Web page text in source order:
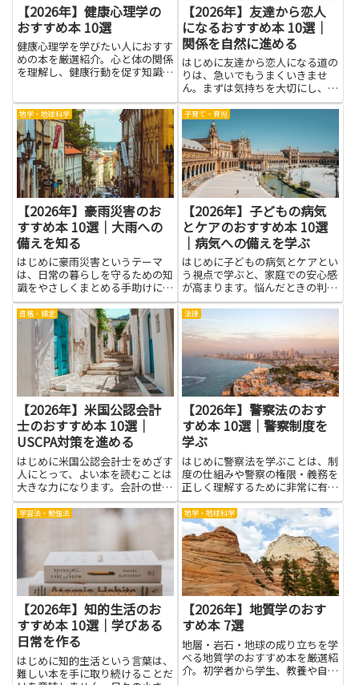
【2026年】健康心理学の
おすすめ本 10選
健康心理学を学びたい人におすす
めの本を厳選紹介。心と体の関係
を理解し、健康行動を促す知識が
【2026年】友達から恋人
になるおすすめ本 10選｜
関係を自然に進める
はじめに友達から恋人になる道の
りは、急いでもうまくいきませ
ん。まずは気持ちを大切にし、相
手の気持ちを尊重することが大切
です。本を手にとると、恋愛のし
かたを学べるだけでなく自分の気
持ちを整理する手がかりにもなり
ます。物語や実例を通じて、伝え
る...
地学・地球科学
【2026年】豪雨災害のお
すすめ本 10選｜大雨への
備えを知る
はじめに豪雨災害というテーマ
は、日常の暮らしを守るための知
識をやさしくまとめる手助けにな
ります。大雨への備えを知ること
は、家の中と外の安全を高め、突
然の増水や浸水にも落ち着いて対
応する力をつけます。身の回りの
安全チェックや、避難の目安を考
子育て・育児
【2026年】子どもの病気
とケアのおすすめ本 10選
｜病気への備えを学ぶ
はじめに子どもの病気とケアとい
う視点で学ぶと、家庭での安心感
が高まります。悩んだときの判断
を助けるのは、難しくない本当に
実用的な情報です。この記事で
は、病気への備えを学ぶきっかけ
になる本を、やさしい言葉で紹介
します。まず身近な症状の見分け
資格・検定
【2026年】米国公認会計
士のおすすめ本 10選｜
USCPA対策を進める
はじめに米国公認会計士をめざす
人にとって、よい本を読むことは
大きな力になります。会計の世界
はルールが変わることがあり、実
務で使える考え方を知ると困った
ときの判断がスムーズになりま
す。本を通じて基礎を固め、手順
の流れをつかむと、試験対策の道
法律
【2026年】警察法のおす
すめ本 10選｜警察制度を
学ぶ
はじめに警察法を学ぶことは、制
度の仕組みや警察の権限・義務を
正しく理解するために非常に有用
です。法律の基本や捜査・逮捕の
手続き、住民の権利保護に関する
知識を身につけると、司法や行政
に関わる仕事を目指す人はもちろ
ん、市民として報道や議論を冷
静...
学習法・勉強法
【2026年】知的生活のお
すすめ本 10選｜学びある
日常を作る
はじめに知的生活という言葉は、
難しい本を手に取り続けることだ
地学・地球科学
【2026年】地質学のおす
すめ本 7選
地層・岩石・地球の成り立ちを学
べる地質学のおすすめ本を厳選紹
介。初学者から学生、教養や自然